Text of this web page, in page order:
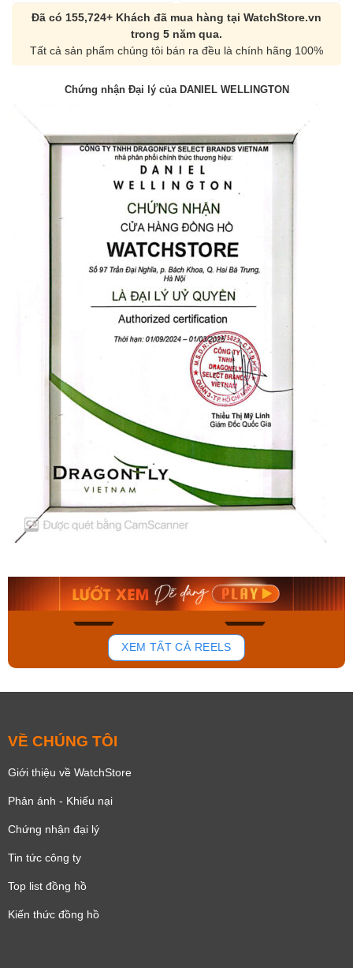
Đã có 155,724+ Khách đã mua hàng tại WatchStore.vn
trong 5 năm qua.
Tất cả sản phẩm chúng tôi bán ra đều là chính hãng 100%
Chứng nhận Đại lý của DANIEL WELLINGTON
194
Mua ngay Mua ngay
XEM TẤT CẢ REELS
VỀ CHÚNG TÔI
Giới thiệu về WatchStore
Phản ánh - Khiếu nại
Chứng nhận đại lý
Tin tức công ty
Top list đồng hồ
Kiến thức đồng hồ